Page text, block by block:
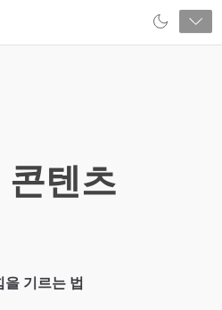
콘텐츠
기르는 법